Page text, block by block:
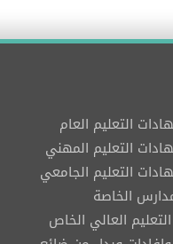
التعليم العام
التعليم المهني
التعليم الجامعي
الخاصة
العالي الخاص